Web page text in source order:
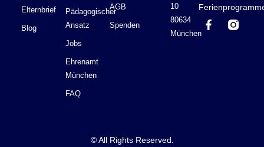
F
a
Elternbrief
Blog
Pädagogischer
Ansatz
Jobs
Ehrenamt
München
FAQ
AGB
Spenden
10
80634
München
© All Rights Reserved.